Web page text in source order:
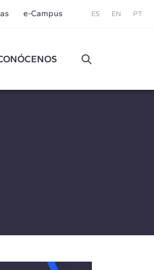
e-Campus ES EN PT